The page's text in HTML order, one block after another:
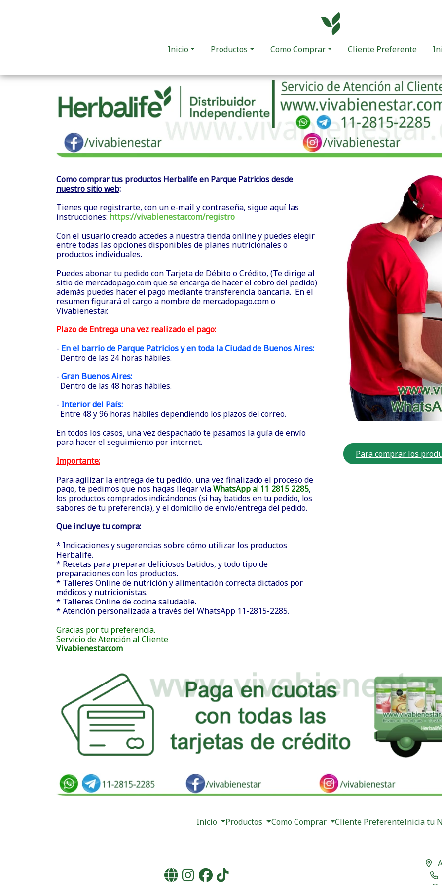
Inicio Productos Como Comprar Cliente Preferente
Como comprar tus productos Herbalife en Parque Patricios desde
nuestro sitio web:
Tienes que registrarte, con un e-mail y contraseña, sigue aquí las
instrucciones: https://vivabienestar.com/registro
Con el usuario creado accedes a nuestra tienda online y puedes elegir
entre todas las opciones disponibles de planes nutricionales o
productos individuales.
Puedes abonar tu pedido con Tarjeta de Débito o Crédito, (Te dirige al
sitio de mercadopago.com que se encarga de hacer el cobro del pedido)
además puedes hacer el pago mediante transferencia bancaria. En el
resumen figurará el cargo a nombre de mercadopago.com o
Vivabienestar.
Plazo de Entrega una vez realizado el pago:
- En el barrio de Parque Patricios y en toda la Ciudad de Buenos Aires:
Dentro de las 24 horas hábiles.
- Gran Buenos Aires:
Dentro de las 48 horas hábiles.
- Interior del País:
Entre 48 y 96 horas hábiles dependiendo los plazos del correo.
En todos los casos, una vez despachado te pasamos la guía de envío
para hacer el seguimiento por internet.
Importante:
Para agilizar la entrega de tu pedido, una vez finalizado el proceso de
pago, te pedimos que nos hagas llegar vía WhatsApp al 11 2815 2285,
los productos comprados indicándonos (si hay batidos en tu pedido, los
sabores de tu preferencia), y el domicilio de envío/entrega del pedido.
Que incluye tu compra:
* Indicaciones y sugerencias sobre cómo utilizar los productos
Herbalife.
* Recetas para preparar deliciosos batidos, y todo tipo de
preparaciones con los productos.
* Talleres Online de nutrición y alimentación correcta dictados por
médicos y nutricionistas.
* Talleres Online de cocina saludable.
* Atención personalizada a través del WhatsApp 11-2815-2285.
Gracias por tu preferencia.
Servicio de Atención al Cliente
Vivabienestar.com
Para comprar los
Inicio Productos Como Comprar Cliente PreferenteInicia tu